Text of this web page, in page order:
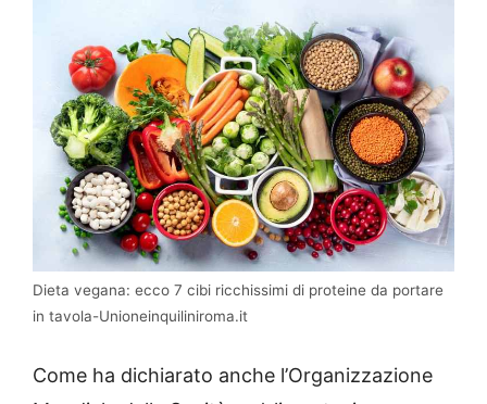
Dieta vegana: ecco 7 cibi ricchissimi di proteine da portare
in tavola-Unioneinquiliniroma.it
Come ha dichiarato anche l’Organizzazione